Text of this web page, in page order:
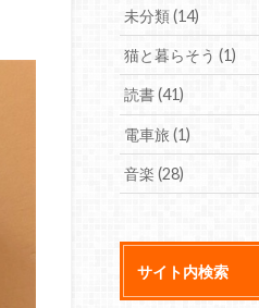
未分類(14)
猫と暮らそう(1)
読書(41)
電車旅(1)
音楽(28)
サイト内検索